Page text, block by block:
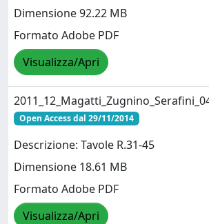
Dimensione 92.22 MB
Formato Adobe PDF
Visualizza/Apri
Open Access dal 29/11/2014
Descrizione: Tavole R.31-45
Dimensione 18.61 MB
Formato Adobe PDF
Visualizza/Apri